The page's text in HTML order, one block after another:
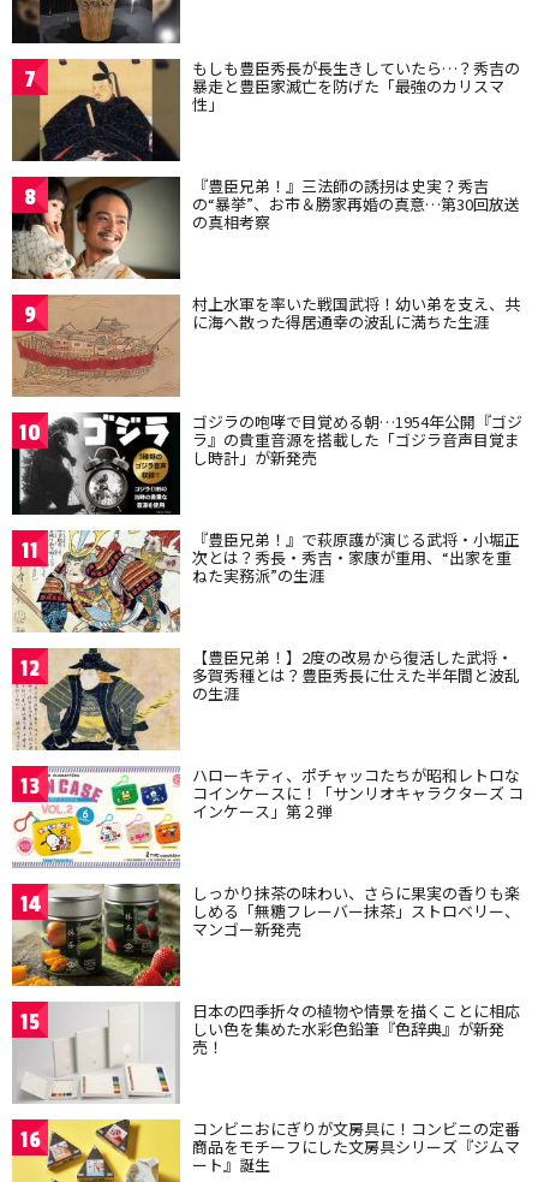
7 もしも豊臣秀長が長生きしていたら…？秀吉の
暴走と豊臣家滅亡を防げた「最強のカリスマ
性」
8 『豊臣兄弟！』三法師の誘拐は史実？秀吉
の“暴挙”、お市＆勝家再婚の真意…第30回放送
の真相考察
9 村上水軍を率いた戦国武将！幼い弟を支え、共
に海へ散った得居通幸の波乱に満ちた生涯
10 ゴジラの咆哮で目覚める朝…1954年公開『ゴジ
ラ』の貴重音源を搭載した「ゴジラ音声目覚ま
し時計」が新発売
11 『豊臣兄弟！』で萩原護が演じる武将・小堀正
次とは？秀長・秀吉・家康が重用、“出家を重
ねた実務派”の生涯
12 【豊臣兄弟！】2度の改易から復活した武将・
多賀秀種とは？豊臣秀長に仕えた半年間と波乱
の生涯
13 ハローキティ、ポチャッコたちが昭和レトロな
コインケースに！「サンリオキャラクターズ コ
インケース」第２弾
14 しっかり抹茶の味わい、さらに果実の香りも楽
しめる「無糖フレーバー抹茶」ストロベリー、
マンゴー新発売
15 日本の四季折々の植物や情景を描くことに相応
しい色を集めた水彩色鉛筆『色辞典』が新発
売！
16 コンビニおにぎりが文房具に！コンビニの定番
商品をモチーフにした文房具シリーズ『ジムマ
ート』誕生